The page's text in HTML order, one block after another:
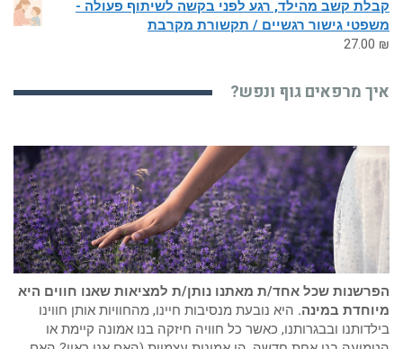
קבלת קשב מהילד, רגע לפני בקשה לשיתוף פעולה -
משפטי גישור רגשיים / תקשורת מקרבת
27.00 ₪
איך מרפאים גוף ונפש?
הפרשנות שכל אחד/ת מאתנו נותן/ת למציאות שאנו חווים היא
מיוחדת במינה. היא נובעת מנסיבות חיינו, מהחוויות אותן חווינו
בילדותנו ובבגרותנו, כאשר כל חוויה חיזקה בנו אמונה קיימת או